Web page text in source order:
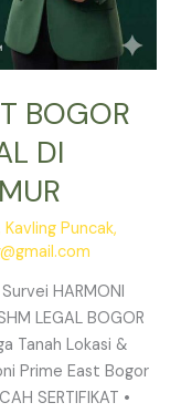
BOGOR
DI
Kavling Puncak,
HARMONI
LEGAL BOGOR
Tanah Lokasi &
Prime East Bogor
SERTIFIKAT •